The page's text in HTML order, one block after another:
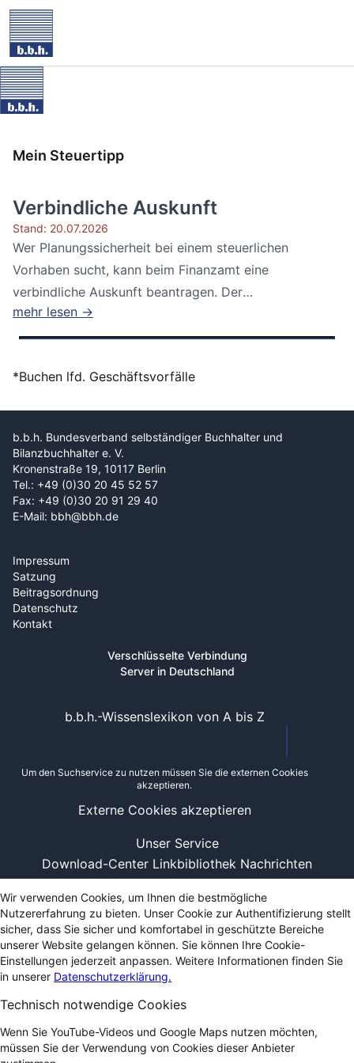
Mein Steuertipp
Verbindliche Auskunft
Stand: 20.07.2026
Wer Planungssicherheit bei einem steuerlichen
Vorhaben sucht, kann beim Finanzamt eine
verbindliche Auskunft beantragen. Der
Bundesfinanzhof...
mehr lesen →
*Buchen lfd. Geschäftsvorfälle
b.b.h. Bundesverband selbständiger Buchhalter und
Bilanzbuchhalter e. V.
Kronenstraße 19, 10117 Berlin
Tel.: +49 (0)30 20 45 52 57
Fax: +49 (0)30 20 91 29 40
E-Mail: bbh@bbh.de
Impressum
Satzung
Beitragsordnung
Datenschutz
Kontakt
Verschlüsselte Verbindung
Server in Deutschland
Unser Service
Download-Center Linkbibliothek Nachrichten
b.b.h.-Wissenslexikon von A bis Z
Um den Suchservice zu nutzen müssen Sie die externen Cookies
akzeptieren.
Externe Cookies akzeptieren
Wir verwenden Cookies, um Ihnen die bestmögliche
Nutzererfahrung zu bieten. Unser Cookie zur Authentifizierung stellt
sicher, dass Sie sicher und komfortabel in geschützte Bereiche
unserer Website gelangen können. Sie können Ihre Cookie-
Einstellungen jederzeit anpassen. Weitere Informationen finden Sie
in unserer Datenschutzerklärung.
Technisch notwendige Cookies
Wenn Sie YouTube-Videos und Google Maps nutzen möchten,
müssen Sie der Verwendung von Cookies dieser Anbieter